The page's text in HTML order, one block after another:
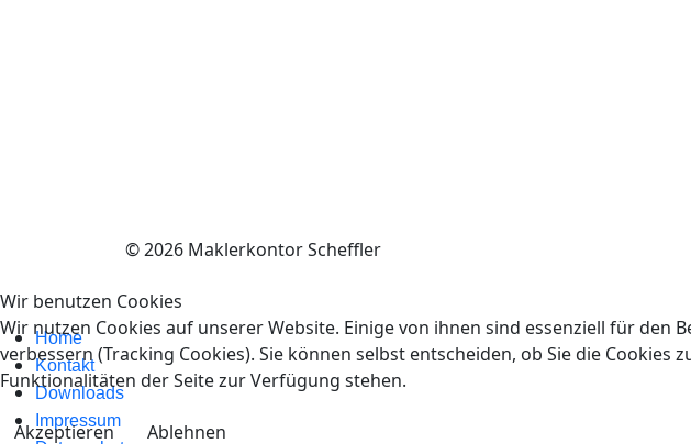
© 2026 Maklerkontor Scheffler
Home
Kontakt
Downloads
Impressum
Wir benutzen Cookies
Wir nutzen Cookies auf unserer Website. Einige von ihnen sind essenziell für
verbessern (Tracking Cookies). Sie können selbst entscheiden, ob Sie die
Funktionalitäten der Seite zur Verfügung stehen.
Akzeptieren Ablehnen